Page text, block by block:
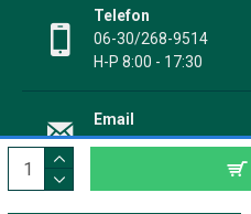
Telefon
06-30/268-9514
H-P 8:00 - 17:30
Email
info@papir17.hu